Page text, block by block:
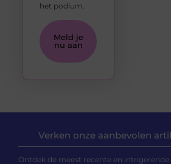
het podium.
Meld je
nu aan
Verken onze aanbevolen
Ontdek de meest recente en intrigerende